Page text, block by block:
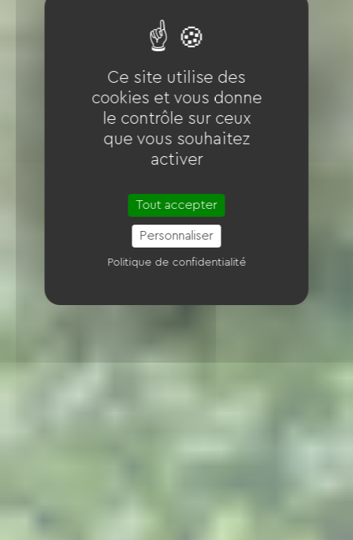
Ce site utilise des
cookies et vous donne
le contrôle sur ceux
que vous souhaitez
activer
Tout accepter
Personnaliser
Politique de confidentialité